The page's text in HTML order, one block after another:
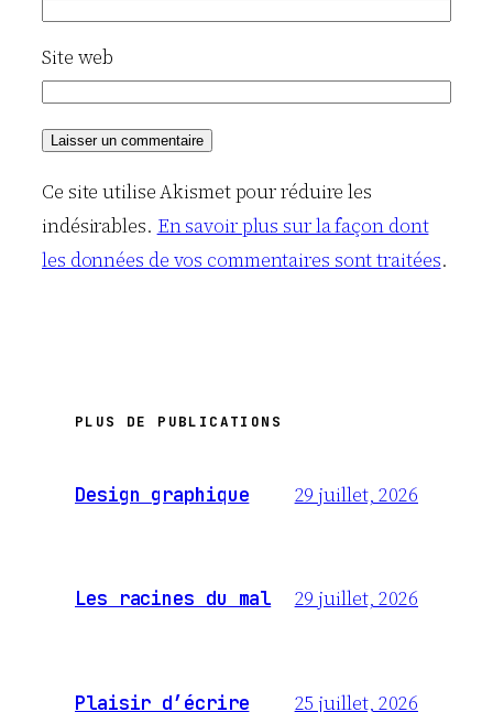
Site web
Ce site utilise Akismet pour réduire les
indésirables. En savoir plus sur la façon dont
les données de vos commentaires sont traitées.
PLUS DE PUBLICATIONS
Design graphique 29 juillet, 2026
Les racines du mal 29 juillet, 2026
Plaisir d’écrire 25 juillet, 2026